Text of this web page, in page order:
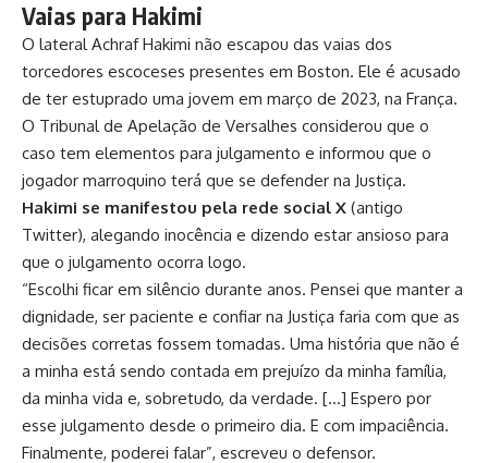
Vaias para Hakimi
O lateral Achraf Hakimi não escapou das vaias dos
torcedores escoceses presentes em Boston. Ele é acusado
de ter estuprado uma jovem em março de 2023, na França.
O Tribunal de Apelação de Versalhes considerou que o
caso tem elementos para julgamento e informou que o
jogador marroquino terá que se defender na Justiça.
Hakimi se manifestou pela rede social X (antigo
Twitter), alegando inocência e dizendo estar ansioso para
que o julgamento ocorra logo.
“Escolhi ficar em silêncio durante anos. Pensei que manter a
dignidade, ser paciente e confiar na Justiça faria com que as
decisões corretas fossem tomadas. Uma história que não é
a minha está sendo contada em prejuízo da minha família,
da minha vida e, sobretudo, da verdade. […] Espero por
esse julgamento desde o primeiro dia. E com impaciência.
Finalmente, poderei falar”, escreveu o defensor.